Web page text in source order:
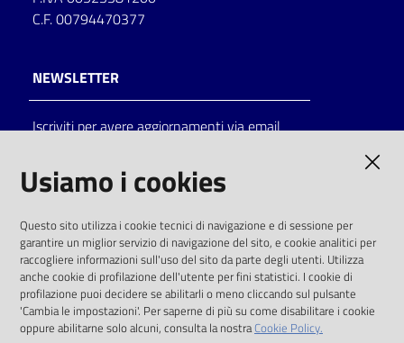
Catalogo
Eventi
Chiedi al
bibliotecario
Avvisi
C.F. 00794470377
NEWSLETTER
Iscriviti per avere aggiornamenti via email
solo alle condizioni previste dalla direttiva
comunitaria 2003/98/CE e dal d.lgs. 36/2006
SOCIAL
Usiamo i cookies
Questo sito utilizza i cookie tecnici di navigazione e di sessione per
garantire un miglior servizio di navigazione del sito, e cookie analitici per
raccogliere informazioni sull'uso del sito da parte degli utenti. Utilizza
anche cookie di profilazione dell'utente per fini statistici. I cookie di
profilazione puoi decidere se abilitarli o meno cliccando sul pulsante
'Cambia le impostazioni'. Per saperne di più su come disabilitare i cookie
oppure abilitarne solo alcuni, consulta la nostraCookie Policy.